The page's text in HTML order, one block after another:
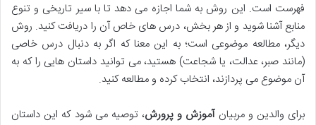
فهرست است. این روش به شما اجازه می دهد تا با سیر تاریخی و تنوع
منابع آشنا شوید و از هر بخش، درس های خاص آن را دریافت کنید. روش
دیگر، مطالعه موضوعی است؛ به این معنا که اگر به دنبال درس خاصی
(مانند صبر، عدالت، یا شجاعت) هستید، می توانید داستان هایی را که به
آن موضوع می پردازند، انتخاب کرده و مطالعه کنید.
برای والدین و مربیانآموزش و پرورش، توصیه می شود که این داستان